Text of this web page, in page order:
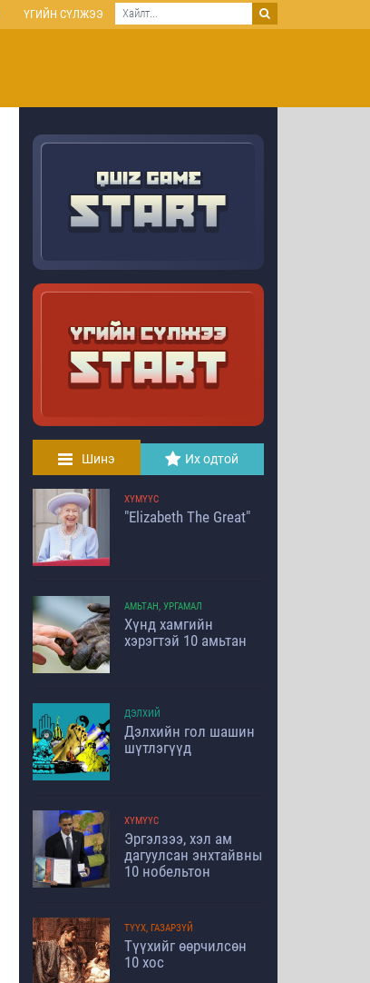
ҮГИЙН СҮЛЖЭЭ
Шинэ Их одтой
ХҮМҮҮС
"Elizabeth The Great"
АМЬТАН, УРГАМАЛ
Хүнд хамгийн
хэрэгтэй 10 амьтан
ДЭЛХИЙ
Дэлхийн гол шашин
шүтлэгүүд
ХҮМҮҮС
Эргэлзээ, хэл ам
дагуулсан энхтайвны
10 нобельтон
ТҮҮХ, ГАЗАРЗҮЙ
Түүхийг өөрчилсөн
10 хос